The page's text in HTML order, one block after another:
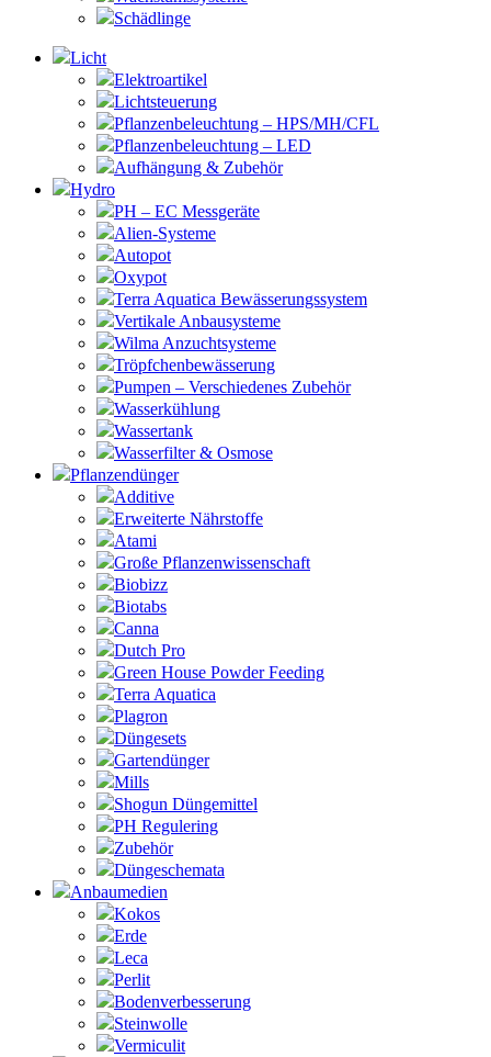
Schädlinge
Licht
Elektroartikel
Lichtsteuerung
Pflanzenbeleuchtung – HPS/MH/CFL
Pflanzenbeleuchtung – LED
Aufhängung & Zubehör
Hydro
PH – EC Messgeräte
Alien-Systeme
Autopot
Oxypot
Terra Aquatica Bewässerungssystem
Vertikale Anbausysteme
Wilma Anzuchtsysteme
Tröpfchenbewässerung
Pumpen – Verschiedenes Zubehör
Wasserkühlung
Wassertank
Wasserfilter & Osmose
Pflanzendünger
Additive
Erweiterte Nährstoffe
Atami
Große Pflanzenwissenschaft
Biobizz
Biotabs
Canna
Dutch Pro
Green House Powder Feeding
Terra Aquatica
Plagron
Düngesets
Gartendünger
Mills
Shogun Düngemittel
PH Regulering
Zubehör
Düngeschemata
Anbaumedien
Kokos
Erde
Leca
Perlit
Bodenverbesserung
Steinwolle
Vermiculit